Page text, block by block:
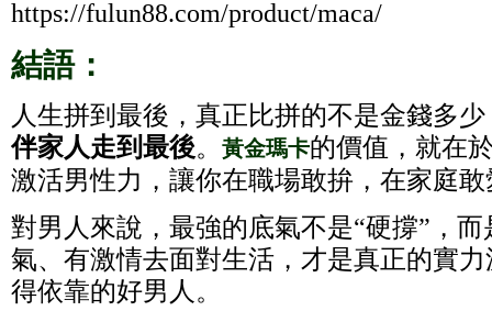
https://fulun88.com/product/maca/
結語：
人生拼到最後，真正比拼的不是金錢多
伴家人走到最後。 黃金瑪卡的價值，就在
激活男性力，讓你在職場敢拚，在家庭敢
對男人來說，最強的底氣不是“硬撐”，
氣、有激情去面對生活，才是真正的實
得依靠的好男人。